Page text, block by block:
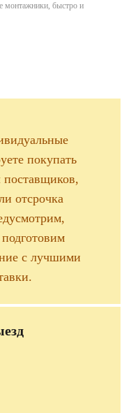
монтажники, быстро и
покупать
поставщиков,
отсрочка
с лучшими